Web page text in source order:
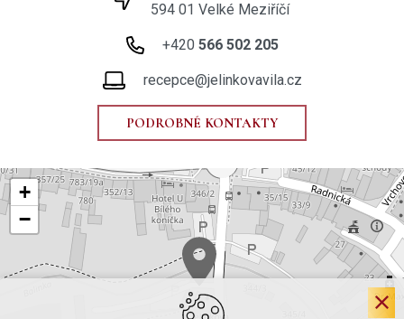
594 01 Velké Meziříčí
+420 566 502 205
recepce@jelinkovavila.cz
PODROBNÉ KONTAKTY
+
−